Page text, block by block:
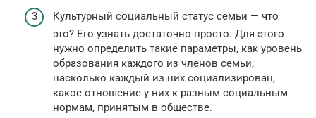
Культурный социальный статус семьи — что
это? Его узнать достаточно просто. Для этого
нужно определить такие параметры, как уровень
образования каждого из членов семьи,
насколько каждый из них социализирован,
какое отношение у них к разным социальным
нормам, принятым в обществе.